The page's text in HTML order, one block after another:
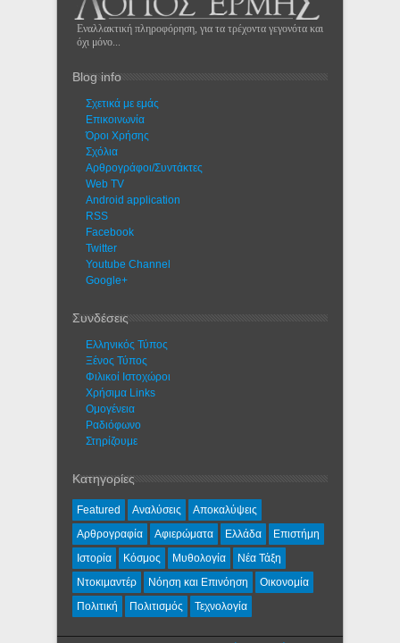
Εναλλακτική πληροφόρηση, για τα τρέχοντα γεγονότα και
όχι μόνο...
Blog info
Σχετικά με εμάς
Eπικοινωνία
Όροι Χρήσης
Σχόλια
Αρθρογράφοι/Συντάκτες
Web TV
Android application
RSS
Facebook
Twitter
Youtube Channel
Google+
Συνδέσεις
Ελληνικός Τύπος
Ξένος Τύπος
Φιλικοί Ιστοχώροι
Χρήσιμα Links
Ομογένεια
Ραδιόφωνο
Στηρίζουμε
Κατηγορίες
Featured Αναλύσεις
Αποκαλύψεις
Αρθρογραφία
Αφιερώματα Ελλάδα
Επιστήμη
Ιστορία
Κόσμος Μυθολογία
Νέα Τάξη
Ντοκιμαντέρ
Νόηση και Επινόηση
Οικονομία
Πολιτική
Πολιτισμός Τεχνολογία